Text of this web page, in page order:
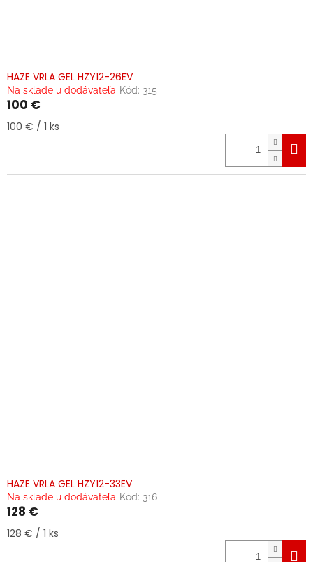
HAZE VRLA GEL HZY12-26EV
Na sklade u dodávateľa Kód: 315
100 €
Jednotková
100 € / 1 ks
HAZE VRLA GEL HZY12-33EV
Na sklade u dodávateľa Kód: 316
128 €
Jednotková
128 € / 1 ks